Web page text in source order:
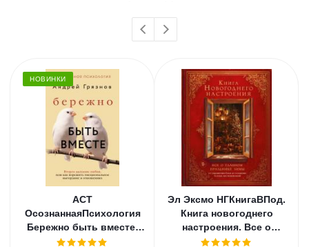
НОВИНКИ
АСТ
ОсознаннаяПсихология
Бережно быть вместе.
Второе дыхание любви,
Эл Эксмо НГКнигаВПод.
Книга новогоднего
настроения. Все о
главном празднике